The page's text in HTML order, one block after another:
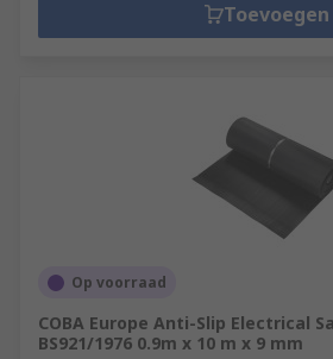
Toevoegen
Op voorraad
COBA Europe Anti-Slip Electrical
BS921/1976 0.9m x 10 m x 9 mm